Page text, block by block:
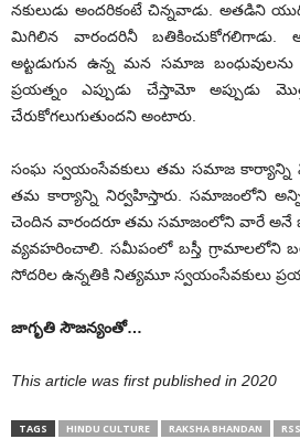
న‌కులుడు అందరికంటే చిన్న‌వాడు. అత‌డిని
మిగిలిన వారంద‌రినీ
అట్ట‌డుగున ఉన్న మ‌న సమాజ
ప్ర‌య‌త్నం ఎప్పుడు చేస్తామో అప్పుడు
చేరుకోగ‌లుగుతుంద‌ని అంటారు.
సంఘ స్వ‌యంసేవ‌కులు త‌మ స‌మాజ కార్యాన్ని
త‌మ కార్యాన్ని నిర్వ‌హిస్తారు. స‌మాజంలోని అన్ని
చెందిన వారంద‌రూ త‌మ స‌మాజంలోని వారే
వ్య‌వ‌హ‌రించాలి. స‌మీపంలో బ‌స్తీ గ్రామాల‌లోని
సోద‌రిల ఉన్న‌తికి నిత్య‌మూ స్వ‌యంసేవ‌కులు
జాగృతి సౌజ‌న్యంతో…
This article was first published in 2020
TAGS HINDU CULTURE RAKSHA BHANDAN RSS